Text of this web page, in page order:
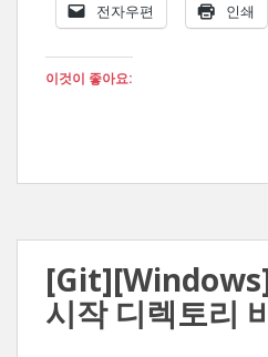
전자우편 인쇄
이것이 좋아요:
시작 디렉토리